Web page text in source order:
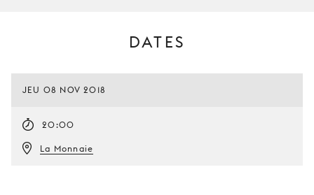
DATES
JEU 08 NOV 2018
20:00
La Monnaie